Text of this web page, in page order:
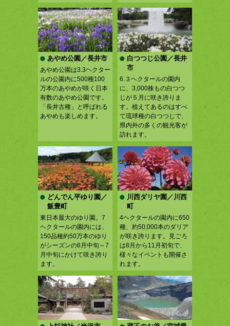
あやめ公園／長井市
あやめ公園は3.3ヘクター
ルの公園内に500種100
万本のあやめが咲く日本
有数のあやめ公園です。
「長井古種」と呼ばれる
あやめも楽しめます。
白つつじ公園／長井
市
6.３ヘクタールの園内
に、3,000株もの白つつ
じが５月に咲き誇りま
す。植えてあるのはすべ
て琉球種の白つつじで、
県内外の多くの観光客が
訪れます。
どんでん平ゆり園／
飯豊町
東日本最大のゆり園。7
ヘクタールの園内には、
150品種約50万本のゆり
がシーズンの6月中旬～7
月中旬にかけて咲き誇り
ます。
川西ダリヤ園／川西
町
4ヘクタールの園内に650
種、約50,000本のダリア
が咲き誇ります。見ごろ
は8月から11月初旬で、
様々なイベントも開催さ
れます。